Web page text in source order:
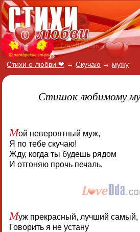
Стихи о любви ❤ → Скучаю → мужу
Стишок любимому
Мой невероятный муж,
Я по тебе скучаю!
Жду, когда ты будешь рядом
И отгоняю прочь печаль.
Муж прекрасный, лучший самый,
Говорить я не устану